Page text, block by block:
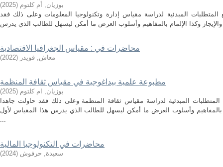
بوزيان, أم كلتوم (
2025
)
المبدئية لدراسة مقياس إدارة وتكنولوجيا المعلومات وعلى ذلك فقد
محاضرات في : مقياس الجغرافيا الاقتصادية
معاش, قويدر (
2022
)
مطبوعة علمية بيداغوجية في مقياس ثقافة المنظمة
بوزيان, ام كلتوم (
2025
)
المبدئية لدراسة مقياس ثقافة المنظمة وعلى ذلك فقد حاولت جاهدا
بالمفاهيم وأسلوب العرض ما أمكن ليسهل للطالب الذي يدرس هذا المقياس لأول
...
محاضرات في التكنولوجيا المالية
سعيدة, حرفوش (
2024
)